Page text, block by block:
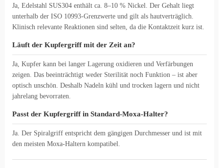
Ja, Edelstahl SUS304 enthält ca. 8–10 % Nickel. Der Gehalt liegt
unterhalb der ISO 10993-Grenzwerte und gilt als hautverträglich.
Klinisch relevante Reaktionen sind selten, da die Kontaktzeit kurz ist.
Läuft der Kupfergriff mit der Zeit an?
Ja, Kupfer kann bei langer Lagerung oxidieren und Verfärbungen
zeigen. Das beeinträchtigt weder Sterilität noch Funktion – ist aber
optisch unschön. Deshalb Nadeln kühl und trocken lagern und nicht
jahrelang bevorraten.
Passt der Kupfergriff in Standard-Moxa-Halter?
Ja. Der Spiralgriff entspricht dem gängigen Durchmesser und ist mit
den meisten Moxa-Haltern kompatibel.